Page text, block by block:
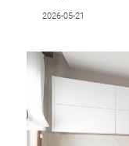
2026-05-21